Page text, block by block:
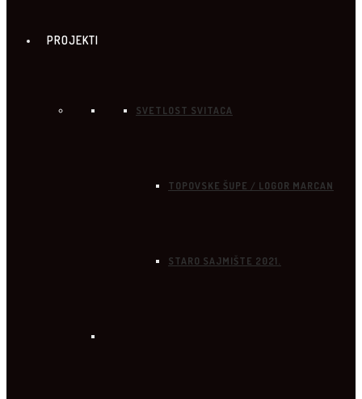
PROJEKTI
SVETLOST SVITACA
TOPOVSKE ŠUPE / LOGOR MARCAN
STARO SAJMIŠTE 2021.